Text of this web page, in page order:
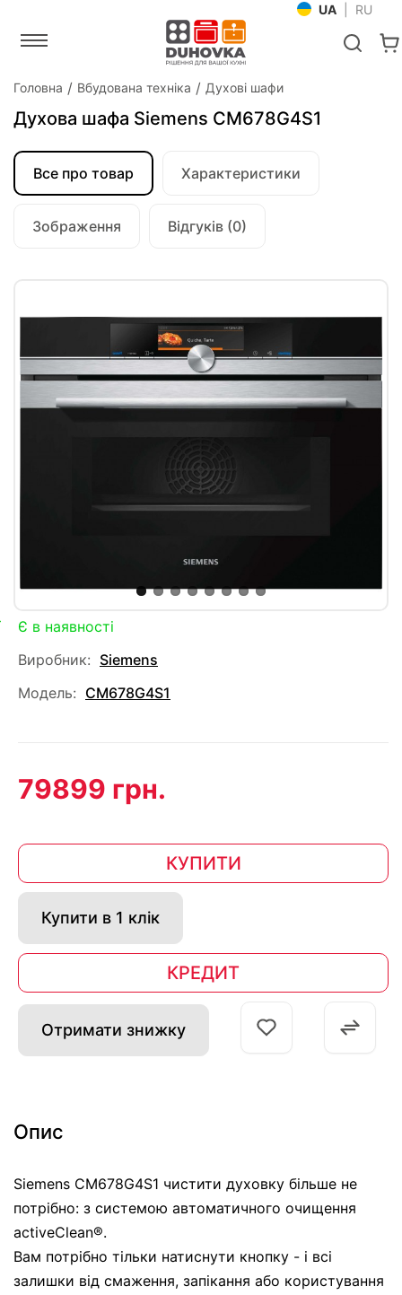
UA RU
Головна Вбудована техніка Духові шафи
Духова шафа Siemens CM678G4S1
Все про товар Характеристики
Зображення Відгуків (0)
Є в наявності
Виробник: Siemens
Модель: CM678G4S1
79899 грн.
КУПИТИ
Купити в 1 клік
КРЕДИТ
Отримати знижку
Опис
Siemens CM678G4S1 чистити духовку більше не
потрібно: з системою автоматичного очищення
activeClean®.
Вам потрібно тільки натиснути кнопку - і всі
залишки від смаження, запікання або користування